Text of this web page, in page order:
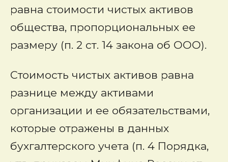
равна стоимости чистых активов
общества, пропорциональных ее
размеру (п. 2 ст. 14 закона об ООО).
Стоимость чистых активов равна
разнице между активами
организации и ее обязательствами,
которые отражены в данных
бухгалтерского учета (п. 4 Порядка,